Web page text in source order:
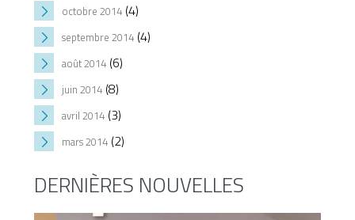
octobre 2014(4)
septembre 2014(4)
août 2014(6)
juin 2014(8)
avril 2014(3)
mars 2014(2)
DERNIÈRES NOUVELLES